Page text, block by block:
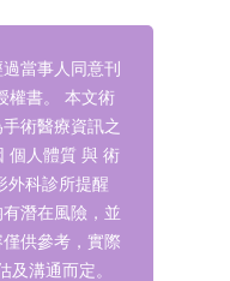
當事人同意刊
書。
本文術
術醫療資訊之
個人體質 與 術
外科診所提醒
潛在風險，並
供參考，實際
及溝通而定。